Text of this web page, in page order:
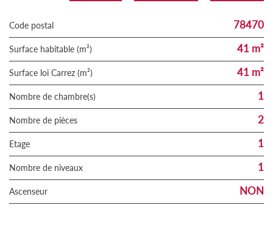
Code postal 78470
Surface habitable (m²) 41 m²
Surface loi Carrez (m²) 41 m²
Nombre de chambre(s) 1
Nombre de pièces 2
Etage 1
Nombre de niveaux 1
Ascenseur NON